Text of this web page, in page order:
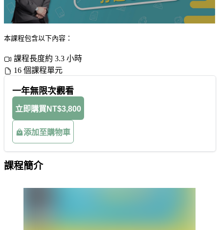
本課程包含以下內容：
課程長度約 3.3 小時
16 個課程單元
一年無限次觀看
立即購買 NT$3,800
添加至購物車
課程簡介